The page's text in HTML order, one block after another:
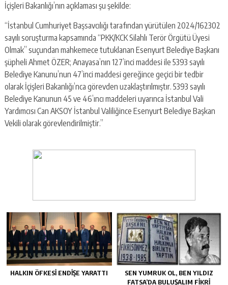
İçişleri Bakanlığı’nın açıklaması şu şekilde:
“İstanbul Cumhuriyet Başsavcılığı tarafından yürütülen 2024/162302
sayılı soruşturma kapsamında “PKK/KCK Silahlı Terör Örgütü Üyesi
Olmak” suçundan mahkemece tutuklanan Esenyurt Belediye Başkanı
şüpheli Ahmet ÖZER; Anayasa’nın 127’inci maddesi ile 5393 sayılı
Belediye Kanunu’nun 47’inci maddesi gereğince geçici bir tedbir
olarak İçişleri Bakanlığı’nca görevden uzaklaştırılmıştır. 5393 sayılı
Belediye Kanunun 45 ve 46’ıncı maddeleri uyarınca İstanbul Vali
Yardımcısı Can AKSOY İstanbul Valiliğince Esenyurt Belediye Başkan
Vekili olarak görevlendirilmiştir.”
HALKIN ÖFKESI ENDIŞE YARATTI
SEN YUMRUK OL, BEN YILDIZ
FATSA’DA BULUŞALIM FIKRI